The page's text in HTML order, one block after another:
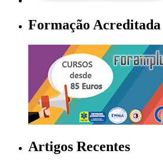
Formação Acreditada
Artigos Recentes